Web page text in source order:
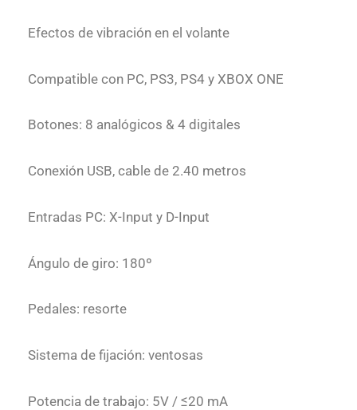
Efectos de vibración en el volante
Compatible con PC, PS3, PS4 y XBOX ONE
Botones: 8 analógicos & 4 digitales
Conexión USB, cable de 2.40 metros
Entradas PC: X-Input y D-Input
Ángulo de giro: 180º
Pedales: resorte
Sistema de fijación: ventosas
Potencia de trabajo: 5V / ≤20 mA